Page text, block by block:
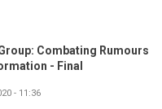
Combating Rumours
- Final
- 11:36